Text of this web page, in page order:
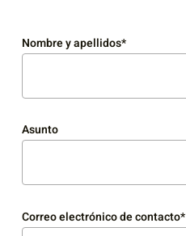
Nombre y apellidos*
Asunto
Correo electrónico de contacto*